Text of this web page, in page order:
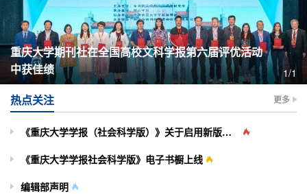
重庆大学期刊社在全国高校文科学报第六届评优活动
中获佳绩
1/1
热点关注 更多
《重庆大学学报（社会科学版）》关于启用新版投审稿系统的通知
《重庆大学学报社会科学版》电子书橱上线
编辑部声明